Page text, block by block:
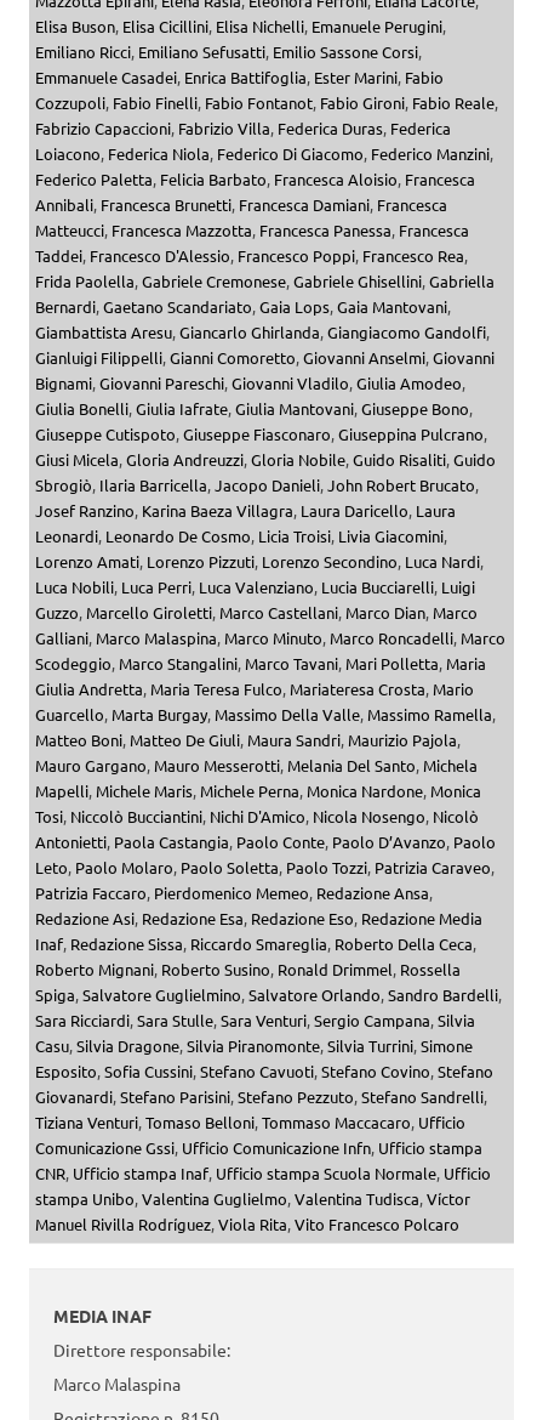
Elisa Buson, Elisa Cicillini, Elisa Nichelli, Emanuele Perugini,
Emiliano Ricci, Emiliano Sefusatti, Emilio Sassone Corsi,
Emmanuele Casadei, Enrica Battifoglia, Ester Marini, Fabio
Cozzupoli, Fabio Finelli, Fabio Fontanot, Fabio Gironi, Fabio Reale,
Fabrizio Capaccioni, Fabrizio Villa, Federica Duras, Federica
Loiacono, Federica Niola, Federico Di Giacomo, Federico Manzini,
Federico Paletta, Felicia Barbato, Francesca Aloisio, Francesca
Annibali, Francesca Brunetti, Francesca Damiani, Francesca
Matteucci, Francesca Mazzotta, Francesca Panessa, Francesca
Taddei, Francesco D'Alessio, Francesco Poppi, Francesco Rea,
Frida Paolella,Gabriele Cremonese,Gabriele Ghisellini,Gabriella
Bernardi,Gaetano Scandariato,Gaia Lops,Gaia Mantovani,
Giambattista Aresu,Giancarlo Ghirlanda,Giangiacomo Gandolfi,
Gianluigi Filippelli,Gianni Comoretto,Giovanni Anselmi,Giovanni
Bignami,Giovanni Pareschi,Giovanni Vladilo,Giulia Amodeo,
Giulia Bonelli,Giulia Iafrate,Giulia Mantovani,Giuseppe Bono,
Giuseppe Cutispoto,Giuseppe Fiasconaro,Giuseppina Pulcrano,
Giusi Micela,Gloria Andreuzzi,Gloria Nobile,Guido Risaliti,Guido
Sbrogiò, Ilaria Barricella,Jacopo Danieli,John Robert Brucato,
Josef Ranzino, Karina Baeza Villagra, Laura Daricello, Laura
Leonardi, Leonardo De Cosmo, Licia Troisi, Livia Giacomini,
Lorenzo Amati, Lorenzo Pizzuti, Lorenzo Secondino, Luca Nardi,
Luca Nobili, Luca Perri, Luca Valenziano, Lucia Bucciarelli, Luigi
Guzzo, Marcello Giroletti, Marco Castellani, Marco Dian, Marco
Galliani, Marco Malaspina, Marco Minuto, Marco Roncadelli, Marco
Scodeggio, Marco Stangalini, Marco Tavani, Mari Polletta, Maria
Giulia Andretta, Maria Teresa Fulco, Mariateresa Crosta, Mario
Guarcello, Marta Burgay, Massimo Della Valle, Massimo Ramella,
Matteo Boni, Matteo De Giuli, Maura Sandri, Maurizio Pajola,
Mauro Gargano, Mauro Messerotti, Melania Del Santo, Michela
Mapelli, Michele Maris, Michele Perna, Monica Nardone, Monica
Tosi, Niccolò Bucciantini, Nichi D'Amico, Nicola Nosengo, Nicolò
Antonietti, Paola Castangia, Paolo Conte, Paolo D’Avanzo, Paolo
Leto, Paolo Molaro, Paolo Soletta, Paolo Tozzi, Patrizia Caraveo,
Patrizia Faccaro, Pierdomenico Memeo, Redazione Ansa,
Redazione Asi, Redazione Esa, Redazione Eso, Redazione Media
Inaf, Redazione Sissa, Riccardo Smareglia, Roberto Della Ceca,
Roberto Mignani, Roberto Susino, Ronald Drimmel, Rossella
Spiga,Salvatore Guglielmino,Salvatore Orlando,Sandro Bardelli,
Sara Ricciardi,Sara Stulle,Sara Venturi,Sergio Campana,Silvia
Casu,Silvia Dragone,Silvia Piranomonte,Silvia Turrini,Simone
Esposito,Sofia Cussini,Stefano Cavuoti,Stefano Covino,Stefano
Giovanardi,Stefano Parisini,Stefano Pezzuto,Stefano Sandrelli,
Tiziana Venturi,Tomaso Belloni,Tommaso Maccacaro, Ufficio
Comunicazione Gssi, Ufficio Comunicazione Infn, Ufficio stampa
CNR, Ufficio stampa Inaf, Ufficio stampa Scuola Normale, Ufficio
stampa Unibo,Valentina Guglielmo,Valentina Tudisca,Víctor
Manuel Rivilla Rodríguez,Viola Rita,Vito Francesco Polcaro
MEDIA INAF
Direttore responsabile:
Marco Malaspina